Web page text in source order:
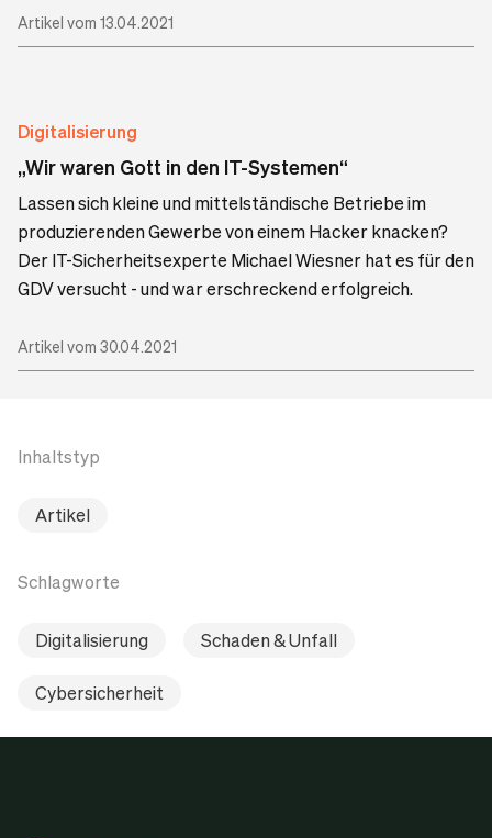
Artikel vom 13.04.2021
Digitalisierung
„Wir waren Gott in den IT-Systemen“
Lassen sich kleine und mittelständische Betriebe im
produzierenden Gewerbe von einem Hacker knacken?
Der IT-Sicherheitsexperte Michael Wiesner hat es für den
GDV versucht - und war erschreckend erfolgreich.
Artikel vom 30.04.2021
Inhaltstyp
Artikel
Schlagworte
Digitalisierung Schaden & Unfall
Cybersicherheit